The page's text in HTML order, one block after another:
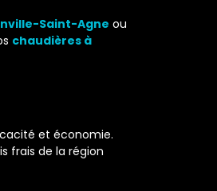
Saint-Agne ou
chaudières à
et économie.
frais de la région